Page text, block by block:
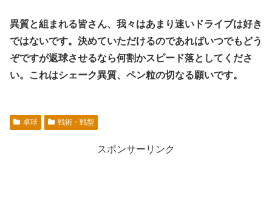
異質と組まれる皆さん、我々はあまり速いドライブは好き
ではないです。決めていただけるのであればいつでもどう
ぞですが返球させるなら何割かスピード落としてくださ
い。これはシェーク異質、ペン粒の切なる願いです。
卓球 戦術・戦型
スポンサーリンク